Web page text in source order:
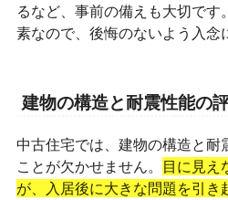
るなど、事前の備えも大切で
素なので、後悔のないよう入念
建物の構造と耐震性能の
中古住宅では、建物の構造と耐
ことが欠かせません。 目に見え
が、入居後に大きな問題を引き